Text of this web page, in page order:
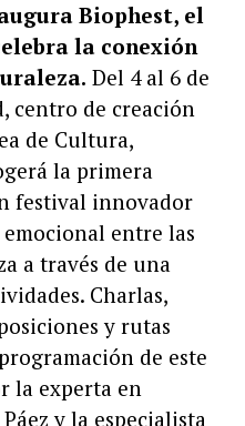
Biophest, el
la conexión
Del 4 al 6 de
centro de creación
de Cultura,
la primera
festival innovador
entre las
a través de una
Charlas,
y rutas
de este
la experta en
y la especialista